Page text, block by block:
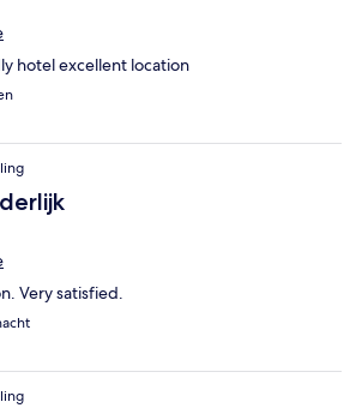
hotel excellent location
Very satisfied.